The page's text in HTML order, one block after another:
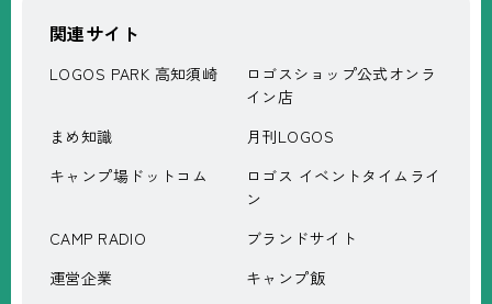
関連サイト
LOGOS PARK 高知須崎
ロゴスショップ公式オンラ
イン店
まめ知識
月刊LOGOS
キャンプ場ドットコム
ロゴス イベントタイムライ
ン
CAMP RADIO
ブランドサイト
運営企業
キャンプ飯